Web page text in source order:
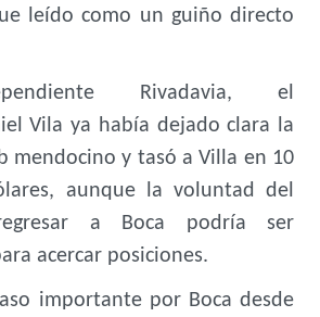
leído como un guiño directo
Rivadavia, el
Vila ya había dejado clara la
mendocino y tasó a Villa en 10
aunque la voluntad del
a Boca podría ser
acercar posiciones.
importante por Boca desde